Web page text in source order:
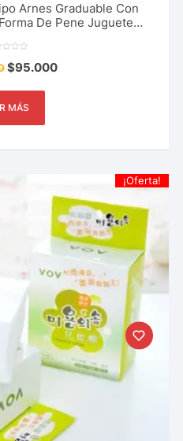
Arnes Graduable Con
De Pene Juguete
Gay Lesbianas
$95.000
MÁS
¡Oferta!